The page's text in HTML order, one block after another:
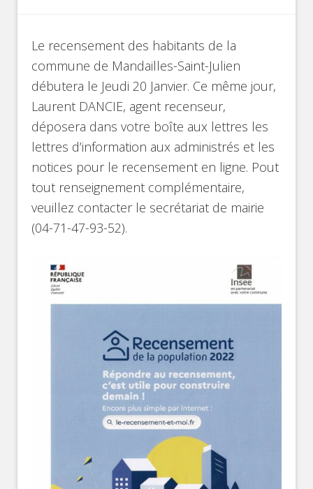
Le recensement des habitants de la
commune de Mandailles-Saint-Julien
débutera le Jeudi 20 Janvier. Ce même jour,
Laurent DANCIE, agent recenseur,
déposera dans votre boîte aux lettres les
lettres d’information aux administrés et les
notices pour le recensement en ligne. Pout
tout renseignement complémentaire,
veuillez contacter le secrétariat de mairie
(04-71-47-93-52).